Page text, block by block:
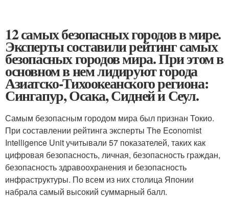
12 самых безопасных городов в мире.
Эксперты составили рейтинг самых
безопасных городов мира. При этом в
основном в нем лидируют города
Азиатско-Тихоокеанского региона:
Сингапур, Осака, Сидней и Сеул.
Самым безопасным городом мира был признан Токио.
При составлении рейтинга эксперты The Economist
Intelligence Unit учитывали 57 показателей, таких как
цифровая безопасность, личная, безопасность граждан,
безопасность здравоохранения и безопасность
инфраструктуры. По всем из них столица Японии
набрала самый высокий суммарный балл.